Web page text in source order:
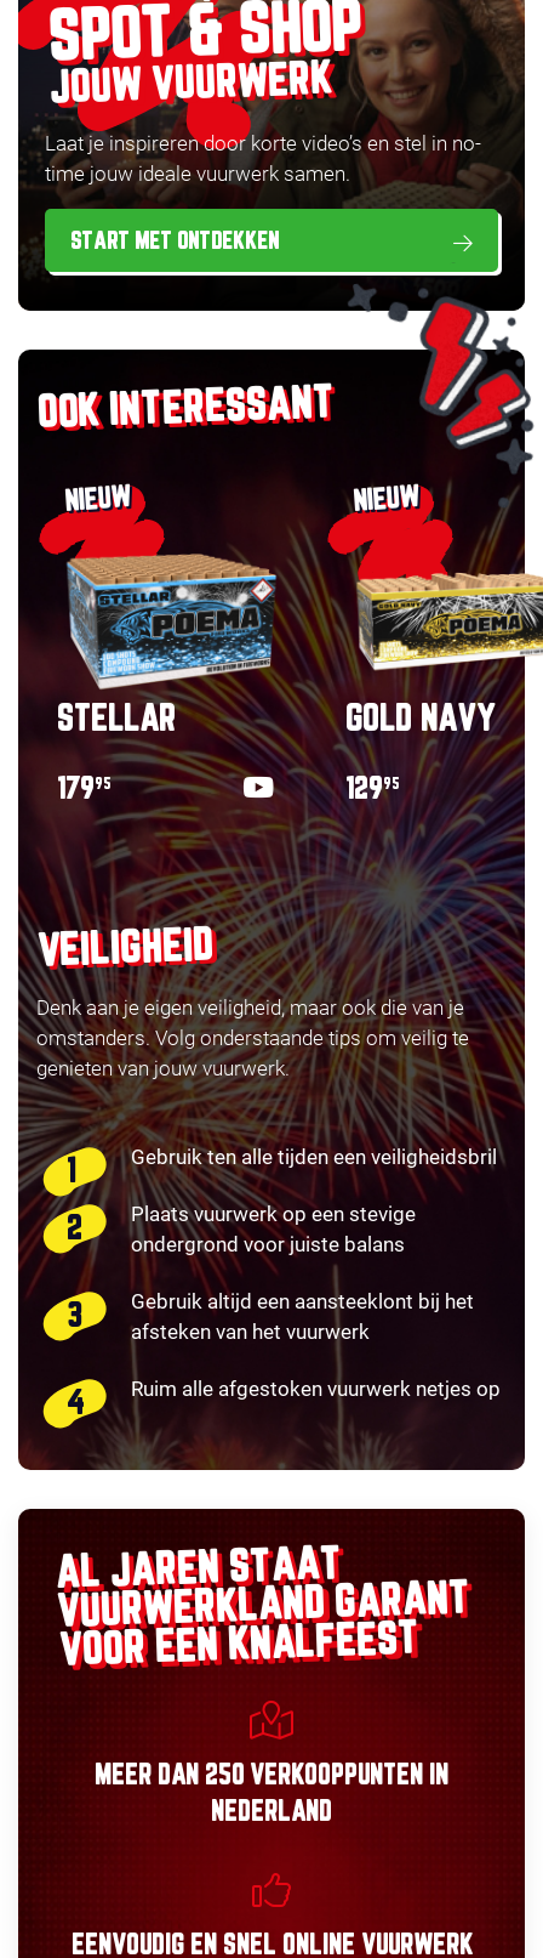
SPOT & SHOP
JOUW VUURWERK
Laat je inspireren door korte video’s en stel in no-
time jouw ideale vuurwerk samen.
START MET ONTDEKKEN
OOK INTERESSANT
NIEUW
STELLAR
17995
NIEUW
GOLD NAVY
12995
VEILIGHEID
Denk aan je eigen veiligheid, maar ook die van je
omstanders. Volg onderstaande tips om veilig te
genieten van jouw vuurwerk.
Gebruik ten alle tijden een veiligheidsbril
Plaats vuurwerk op een stevige
ondergrond voor juiste balans
Gebruik altijd een aansteeklont bij het
afsteken van het vuurwerk
Ruim alle afgestoken vuurwerk netjes op
AL JAREN STAAT
VUURWERKLANDGARANT
VOOR EEN KNALFEEST
MEER DAN 250 VERKOOPPUNTEN
IN
NEDERLAND
EENVOUDIGEN SNEL ONLINE VUURWERK